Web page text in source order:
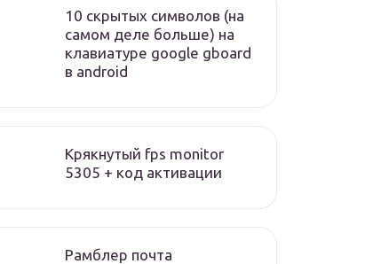
10 скрытых символов (на
самом деле больше) на
клавиатуре google gboard
в android
Крякнутый fps monitor
5305 + код активации
Рамблер почта